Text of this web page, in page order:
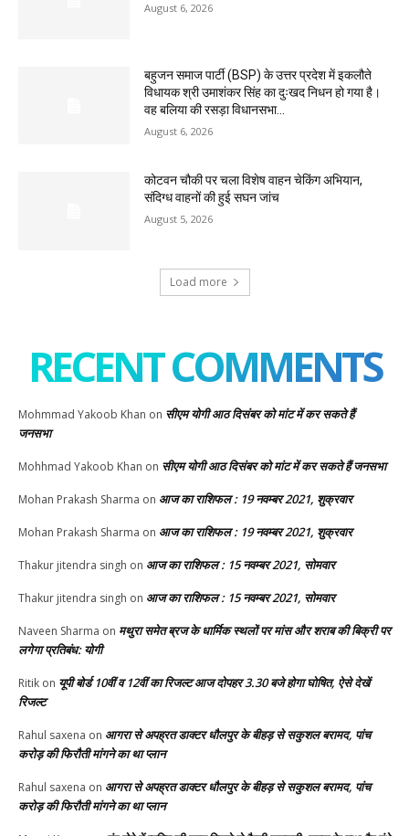
August 6, 2026
बहुजन समाज पार्टी (BSP) के उत्तर प्रदेश में इकलौते
विधायक श्री उमाशंकर सिंह का दुःखद निधन हो गया है।
वह बलिया की रसड़ा विधानसभा...
August 6, 2026
कोटवन चौकी पर चला विशेष वाहन चेकिंग अभियान,
संदिग्ध वाहनों की हुई सघन जांच
August 5, 2026
Load more
RECENT COMMENTS
Mohmmad Yakoob Khan on सीएम योगी आठ दिसंबर को मांट में कर सकते हैं
जनसभा
Mohhmad Yakoob Khan on सीएम योगी आठ दिसंबर को मांट में कर सकते हैं जनसभा
Mohan Prakash Sharma on आज का राशिफल : 19 नवम्बर 2021, शुक्रवार
Mohan Prakash Sharma on आज का राशिफल : 19 नवम्बर 2021, शुक्रवार
Thakur jitendra singh on आज का राशिफल : 15 नवम्बर 2021, सोमवार
Thakur jitendra singh on आज का राशिफल : 15 नवम्बर 2021, सोमवार
Naveen Sharma on मथुरा समेत ब्रज के धार्मिक स्थलों पर मांस और शराब की बिक्री पर
लगेगा प्रतिबंध: योगी
Ritik on यूपी बोर्ड 10वीं व 12वीं का रिजल्ट आज दोपहर 3.30 बजे होगा घोषित, ऐसे देखें
रिजल्ट
Rahul saxena on आगरा से अपह्रत डाक्टर धौलपुर के बीहड़ से सकुशल बरामद, पांच
करोड़ की फिरौती मांगने का था प्लान
Rahul saxena on आगरा से अपह्रत डाक्टर धौलपुर के बीहड़ से सकुशल बरामद, पांच
करोड़ की फिरौती मांगने का था प्लान